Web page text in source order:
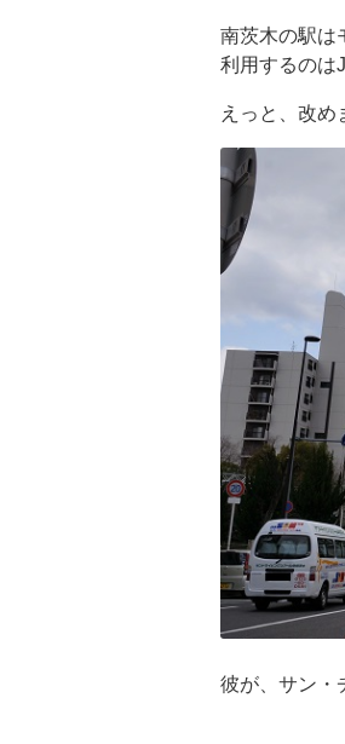
南茨木の駅は
利用するのは
えっと、改め
彼が、サン・